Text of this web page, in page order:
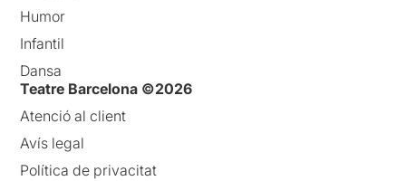
Humor
Infantil
Dansa
Teatre Barcelona ©2026
Atenció al client
Avís legal
Política de privacitat